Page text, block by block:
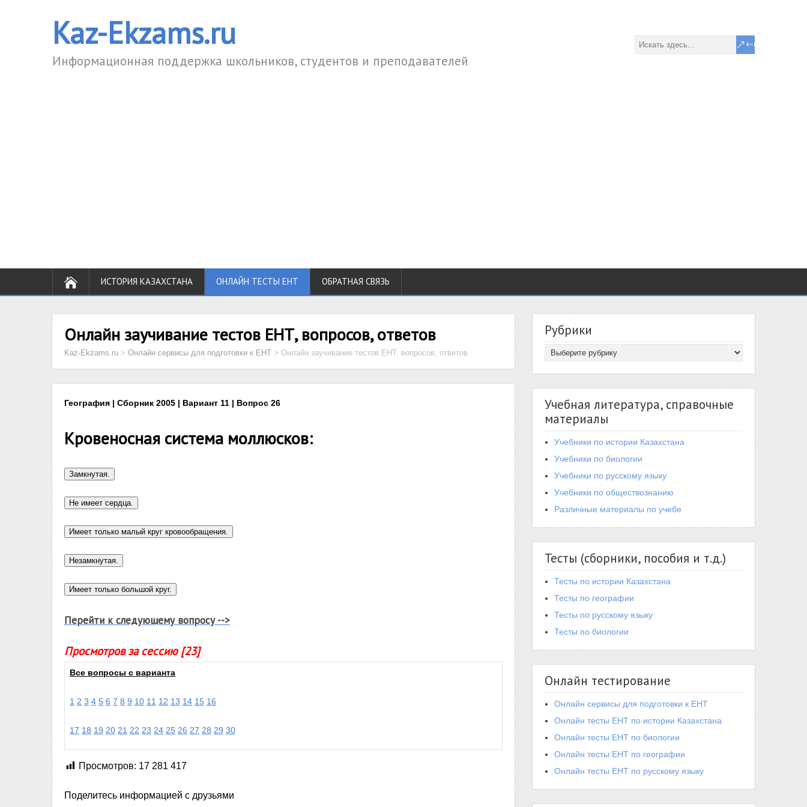
Kaz-Ekzams.ru
Информационная поддержка школьников, студентов и преподавателей
ИСТОРИЯ КАЗАХСТАНА ОНЛАЙН ТЕСТЫ ЕНТ ОБРАТНАЯ СВЯЗЬ
Онлайн заучивание тестов ЕНТ, вопросов, ответов
Kaz-Ekzams.ru > Онлайн сервисы для подготовки к ЕНТ > Онлайн заучивание тестов ЕНТ, вопросов, ответов
География | Сборник 2005 | Вариант 11 | Вопрос 26
Кровеносная система моллюсков:
Перейти к следующему вопросу -->
Просмотров за сессию [23]
Все вопросы с варианта
1 2 3 4 5 6 7 8 9 10 11 12 13 14 15 16
17 18 19 20 21 22 23 24 25 26 27 28 29 30
Просмотров: 17 281 417
Поделитесь информацией с друзьями
Рубрики
Учебная литература, справочные
материалы
Учебники по истории Казахстана
Учебники по биологии
Учебники по русскому языку
Учебники по обществознанию
Различные материалы по учебе
Тесты (сборники, пособия и т.д.)
Тесты по истории Казахстана
Тесты по географии
Тесты по русскому языку
Тесты по биологии
Онлайн тестирование
Онлайн сервисы для подготовки к ЕНТ
Онлайн тесты ЕНТ по истории Казахстана
Онлайн тесты ЕНТ по биологии
Онлайн тесты ЕНТ по географии
Онлайн тесты ЕНТ по русскому языку